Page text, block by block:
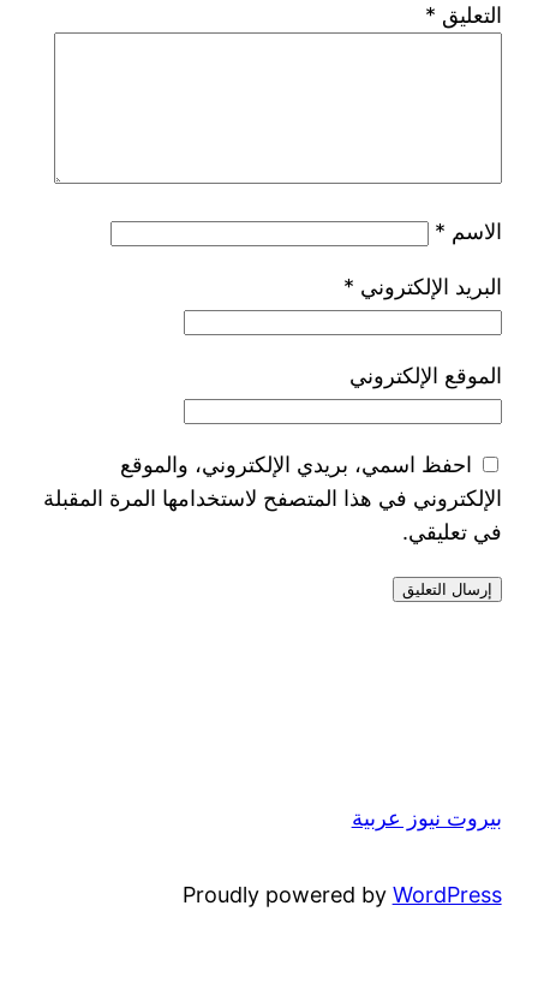
التعليق *
الاسم *
البريد الإلكتروني *
الموقع الإلكتروني
احفظ اسمي، بريدي الإلكتروني، والموقع
الإلكتروني في هذا المتصفح لاستخدامها المرة المقبلة
في تعليقي.
بيروت نيوز عربية
Proudly powered by WordPress